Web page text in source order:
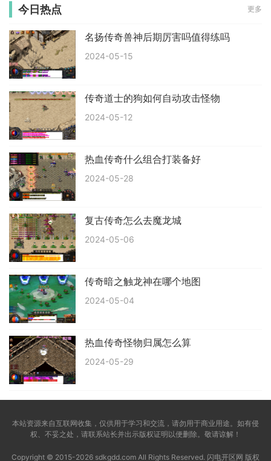
今日热点 更多
名扬传奇兽神后期厉害吗值得练吗
2024-05-15
传奇道士的狗如何自动攻击怪物
2024-05-12
热血传奇什么组合打装备好
2024-05-28
复古传奇怎么去魔龙城
2024-05-06
传奇暗之触龙神在哪个地图
2024-05-04
热血传奇怪物归属怎么算
2024-05-29
本站资源来自互联网收集，仅供用于学习和交流，请勿用于商业用途。如有侵
权、不妥之处，请联系站长并出示版权证明以便删除。敬请谅解！
Copyright © 2015-2026 sdkgdd.com All Rights Reserved. 闪电开区网 版权